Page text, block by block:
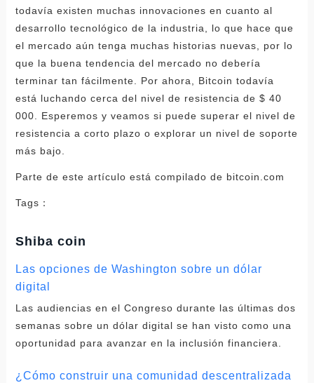
todavía existen muchas innovaciones en cuanto al
desarrollo tecnológico de la industria, lo que hace que
el mercado aún tenga muchas historias nuevas, por lo
que la buena tendencia del mercado no debería
terminar tan fácilmente. Por ahora, Bitcoin todavía
está luchando cerca del nivel de resistencia de $ 40
000. Esperemos y veamos si puede superar el nivel de
resistencia a corto plazo o explorar un nivel de soporte
más bajo.
Parte de este artículo está compilado de bitcoin.com
Tags：
Shiba coin
Las opciones de Washington sobre un dólar
digital
Las audiencias en el Congreso durante las últimas dos
semanas sobre un dólar digital se han visto como una
oportunidad para avanzar en la inclusión financiera.
¿Cómo construir una comunidad descentralizada